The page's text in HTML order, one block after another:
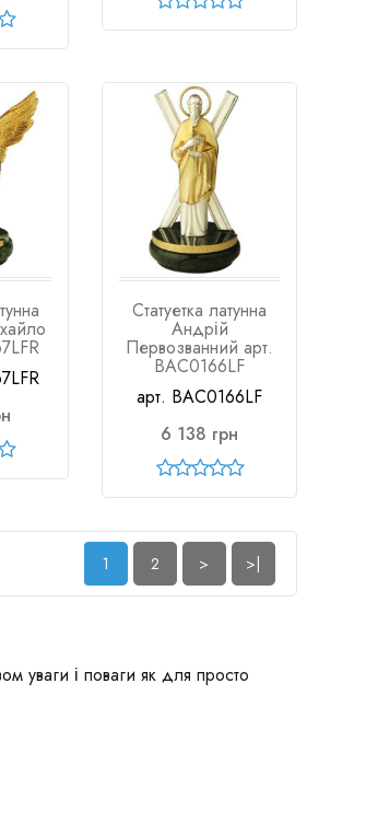
Статуетка латунна
Андрій
Первозванний арт.
BAC0166LF
арт. BAC0166LF
6 138 грн
1 2 > >|
уваги і поваги як для просто